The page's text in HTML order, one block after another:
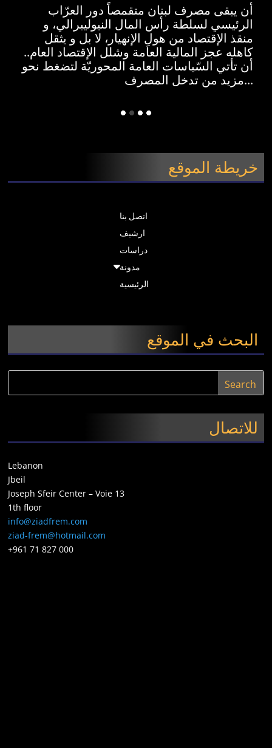
أن يبقى مصرف لبنان متقمصاً دور العرّاب
الرئيسي لسلطة رأس المال النيوليبرالي، و
منقذ الإقتصاد من هولِ الإنهيار، لا بل و يثقل
كاهله عجز المالية العامة وشلل الإقتصاد العام..
أن تأتي السّياسات العامة المحوريّة لتضغط نحو
مزيد من تدخل المصرف...
خريطة الموقع
اتصل بنا
ارشيف
دراسات
مدونة
الرئيسية
البحث في الموقع
للاتصال
Lebanon
Jbeil
Joseph Sfeir Center – Voie 13
1th floor
info@ziadfrem.com
ziad-frem@hotmail.com
+961 71 827 000